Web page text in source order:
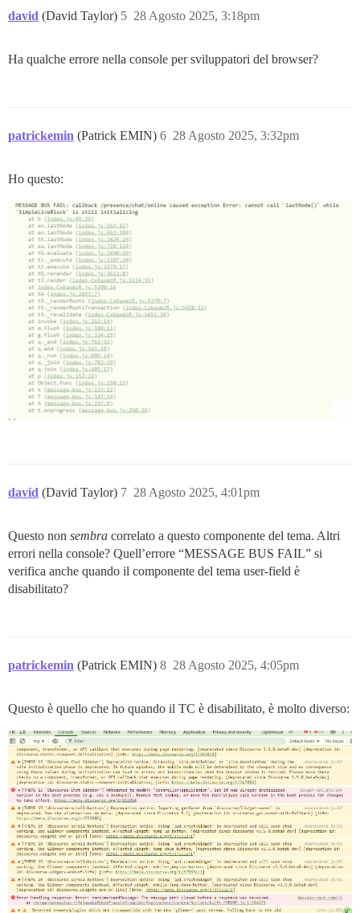
david (David Taylor) 28 Agosto 2025, 3:18pm
5
Ha qualche errore nella console per sviluppatori del browser?
patrickemin (Patrick EMIN) 28 Agosto 2025, 3:32pm
6
Ho questo:
david (David Taylor) 28 Agosto 2025, 4:01pm
7
Questo non sembra correlato a questo componente del tema. Altri
errori nella console? Quell’errore “MESSAGE BUS FAIL” si
verifica anche quando il componente del tema user-field è
disabilitato?
patrickemin (Patrick EMIN) 28 Agosto 2025, 4:05pm
8
Questo è quello che ho quando il TC è disabilitato, è molto diverso: